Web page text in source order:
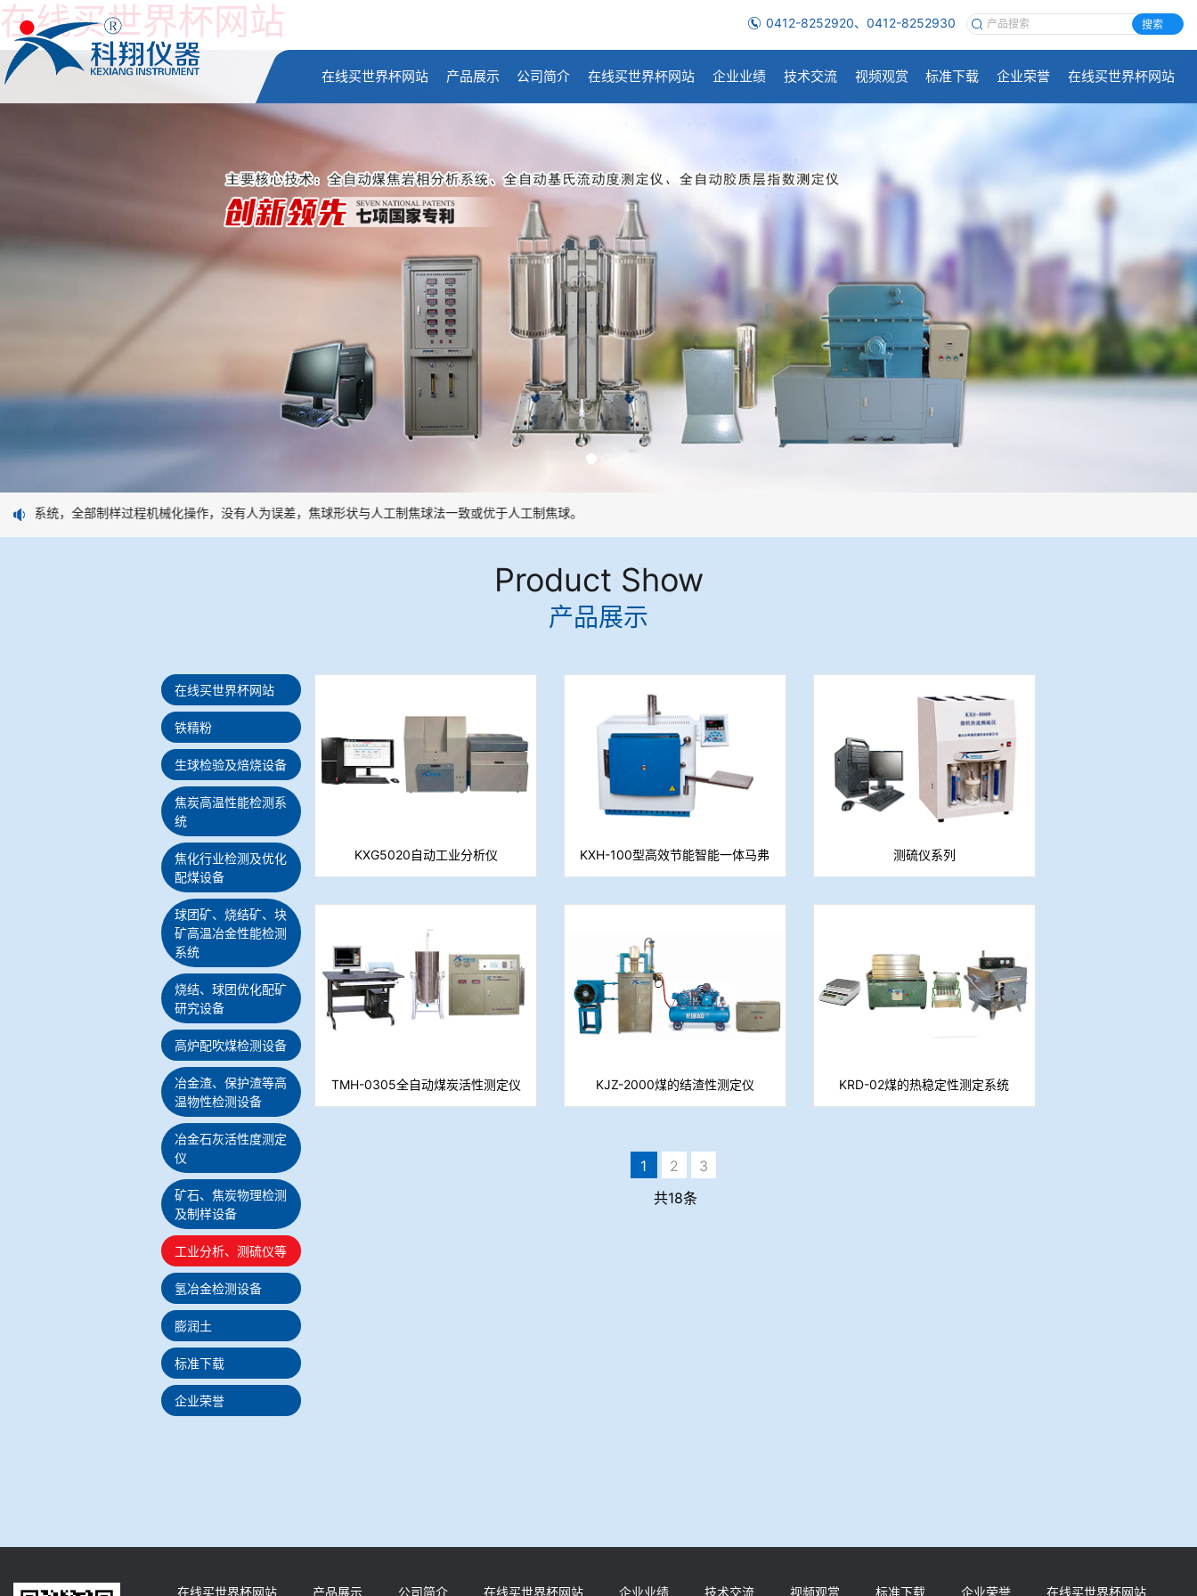
在线买世界杯网站 0412-8252920、0412-8252930 搜索
在线买世界杯网站 产品展示 公司简介 在线买世界杯网站 企业业绩 技术交流 视频观赏 标准下载 企业荣誉 在线买世界杯网站
样系统，全部制样过程机械化操作，没有人为误差，焦球形状与人工制焦球法一致或优于人工制焦球。
Product Show
产品展示
在线买世界杯网站
铁精粉
生球检验及焙烧设备
焦炭高温性能检测系
统
焦化行业检测及优化
配煤设备
球团矿、烧结矿、块
矿高温冶金性能检测
系统
烧结、球团优化配矿
研究设备
高炉配吹煤检测设备
冶金渣、保护渣等高
温物性检测设备
冶金石灰活性度测定
仪
矿石、焦炭物理检测
及制样设备
工业分析、测硫仪等
氢冶金检测设备
膨润土
标准下载
企业荣誉
KXG5020自动工业分析仪
KXH-100型高效节能智能一体马弗
炉
测硫仪系列
TMH-0305全自动煤炭活性测定仪
（粒焦反应性测定仪）
KJZ-2000煤的结渣性测定仪 KRD-02煤的热稳定性测定系统
1 2
3
共18条
在线买世界杯网站 产品展示 公司简介 在线买世界杯网站 企业业绩 技术交流 视频观赏 标准下载 企业荣誉 在线买世界杯网站